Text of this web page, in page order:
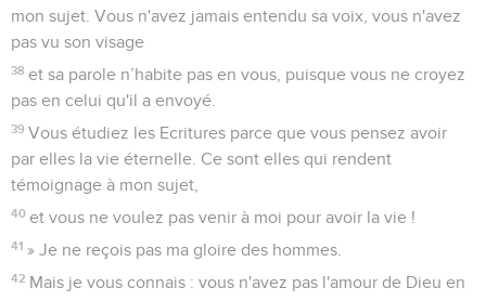
mon sujet. Vous n'avez jamais entendu sa voix, vous n'avez
pas vu son visage
38 et sa parole n’habite pas en vous, puisque vous ne croyez
pas en celui qu'il a envoyé.
39 Vous étudiez les Ecritures parce que vous pensez avoir
par elles la vie éternelle. Ce sont elles qui rendent
témoignage à mon sujet,
40 et vous ne voulez pas venir à moi pour avoir la vie !
41 » Je ne reçois pas ma gloire des hommes.
42 Mais je vous connais : vous n'avez pas l'amour de Dieu en